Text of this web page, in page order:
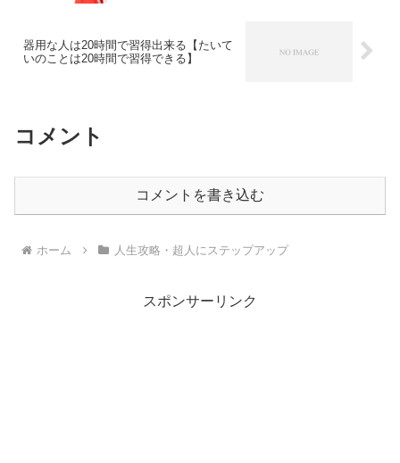
器用な人は20時間で習得出来る【たいて
いのことは20時間で習得できる】
コメント
コメントを書き込む
ホーム 人生攻略・超人にステップアップ
スポンサーリンク